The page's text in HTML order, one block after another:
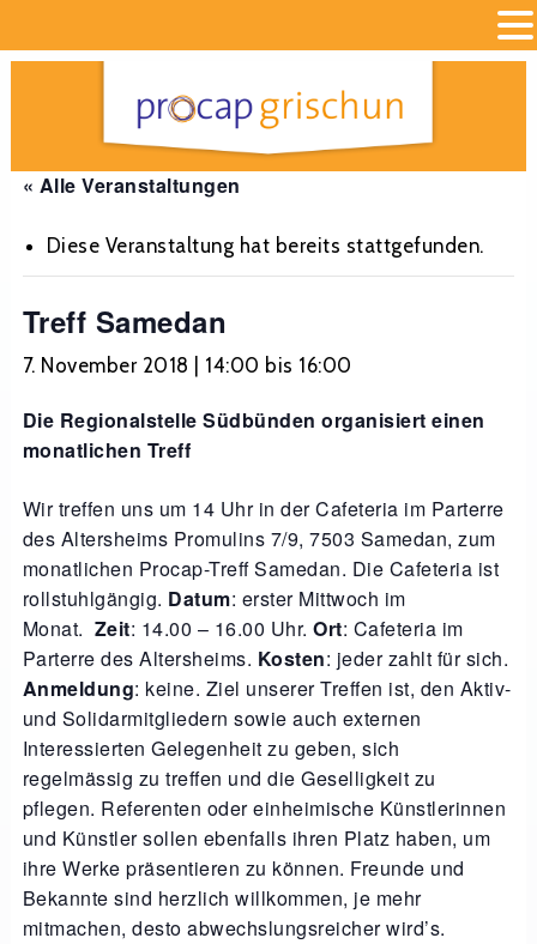
« Alle Veranstaltungen
Diese Veranstaltung hat bereits stattgefunden.
Treff Samedan
7. November 2018 | 14:00 bis 16:00
Die Regionalstelle Südbünden organisiert einen
monatlichen Treff
Wir treffen uns um 14 Uhr in der Cafeteria im Parterre
des Altersheims Promulins 7/9, 7503 Samedan, zum
monatlichen Procap-Treff Samedan. Die Cafeteria ist
rollstuhlgängig. Datum: erster Mittwoch im
Monat. Zeit: 14.00 – 16.00 Uhr.Ort: Cafeteria im
Parterre des Altersheims. Kosten: jeder zahlt für sich.
Anmeldung: keine. Ziel unserer Treffen ist, den Aktiv-
und Solidarmitgliedern sowie auch externen
Interessierten Gelegenheit zu geben, sich
regelmässig zu treffen und die Geselligkeit zu
pflegen. Referenten oder einheimische Künstlerinnen
und Künstler sollen ebenfalls ihren Platz haben, um
ihre Werke präsentieren zu können. Freunde und
Bekannte sind herzlich willkommen, je mehr
mitmachen, desto abwechslungsreicher wird’s.